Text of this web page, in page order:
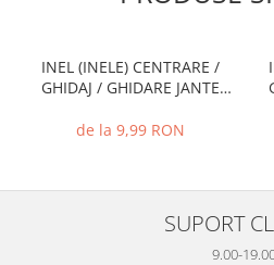
INEL (INELE) CENTRARE /
GHIDAJ / GHIDARE JANTE
de la 9,99 RON
SUPORT
9.00-